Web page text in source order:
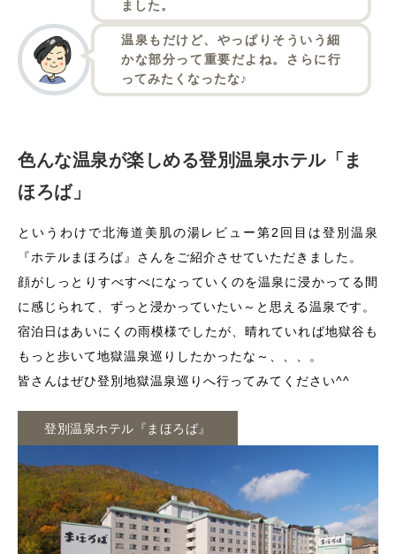
ました。
温泉もだけど、やっぱりそういう細
かな部分って重要だよね。さらに行
ってみたくなったな♪
色んな温泉が楽しめる登別温泉ホテル「ま
ほろば」
というわけで北海道美肌の湯レビュー第2回目は登別温泉
『ホテルまほろば』さんをご紹介させていただきました。
顔がしっとりすべすべになっていくのを温泉に浸かってる間
に感じられて、ずっと浸かっていたい～と思える温泉です。
宿泊日はあいにくの雨模様でしたが、晴れていれば地獄谷も
もっと歩いて地獄温泉巡りしたかったな～、、、。
皆さんはぜひ登別地獄温泉巡りへ行ってみてください^^
登別温泉ホテル『まほろば』